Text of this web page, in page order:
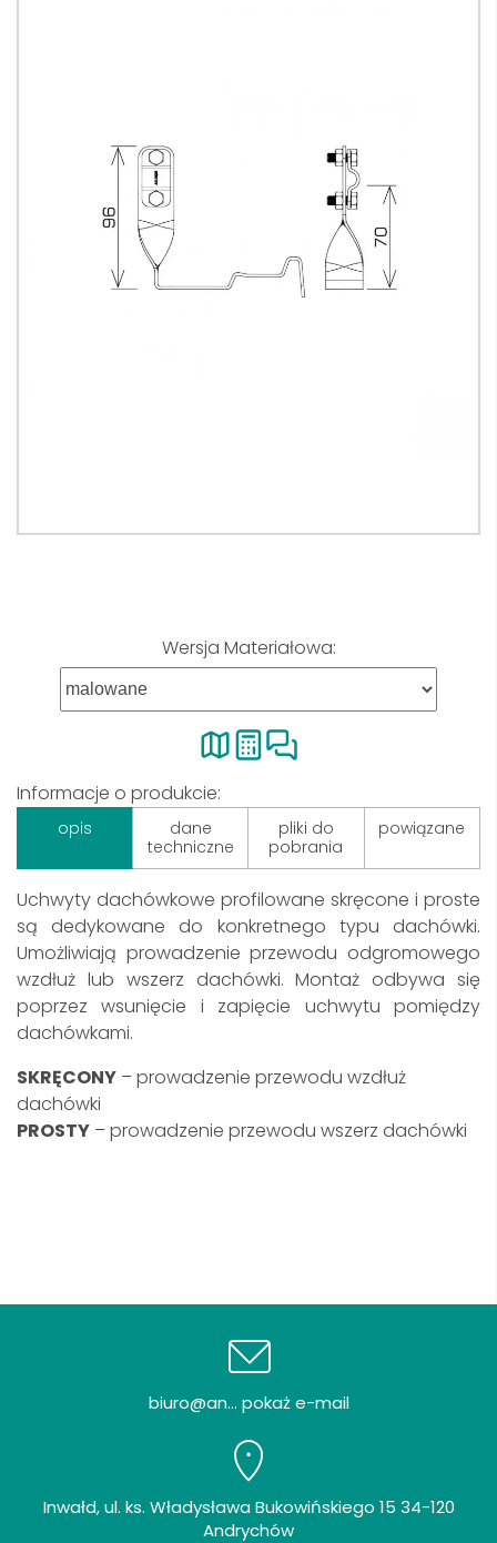
Wersja Materiałowa:
Informacje o produkcie:
opis
dane
techniczne
pliki do
pobrania
powiązane
Uchwyty dachówkowe profilowane skręcone i proste
są dedykowane do konkretnego typu dachówki.
Umożliwiają prowadzenie przewodu odgromowego
wzdłuż lub wszerz dachówki. Montaż odbywa się
poprzez wsunięcie i zapięcie uchwytu pomiędzy
dachówkami.
SKRĘCONY – prowadzenie przewodu wzdłuż
dachówki
PROSTY – prowadzenie przewodu wszerz dachówki
biuro@an... pokaż e-mail
Inwałd, ul. ks. Władysława Bukowińskiego 15 34-120
Andrychów